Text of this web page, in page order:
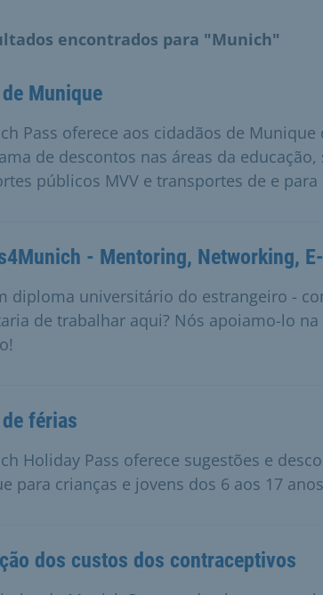
encontrados para "Munich"
Munique
Pass oferece aos cidadãos de
de descontos nas áreas da
públicos MVV e transportes de e
- Mentoring, Networking,
diploma universitário do estrangeiro -
de trabalhar aqui? Nós apoiamo-lo
férias
Holiday Pass oferece sugestões e
para crianças e jovens dos 6 aos 17
dos custos dos contraceptivos